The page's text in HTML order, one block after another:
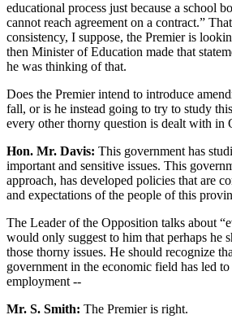
educational process just because a school
cannot reach agreement on a contract.”
consistency, I suppose, the Premier is
then Minister of Education made that
he was thinking of that.
Does the Premier intend to introduce
fall, or is he instead going to try to study
every other thorny question is dealt with in
Hon. Mr. Davis: This government has
important and sensitive issues. This
approach, has developed policies that are
and expectations of the people of this
The Leader of the Opposition talks about
would only suggest to him that perhaps he
those thorny issues. He should recognize
government in the economic field has led
employment --
Mr. S. Smith: The Premier is right.